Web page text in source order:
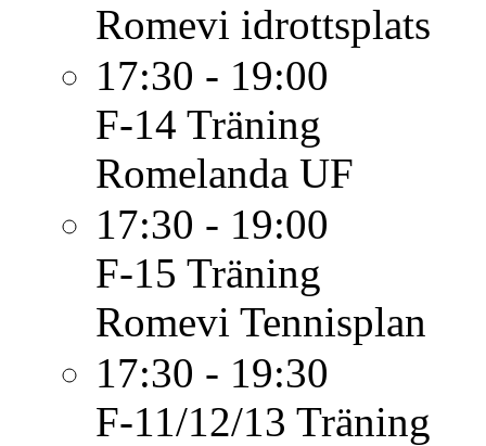
Romevi idrottsplats
17:30 - 19:00
F-14 Träning
Romelanda UF
17:30 - 19:00
F-15 Träning
Romevi Tennisplan
17:30 - 19:30
F-11/12/13 Träning